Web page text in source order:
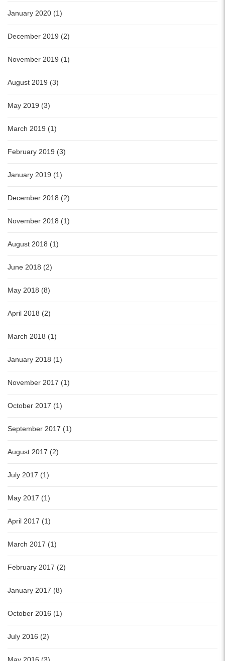
January 2020 (1)
December 2019 (2)
November 2019 (1)
August 2019 (3)
May 2019 (3)
March 2019 (1)
February 2019 (3)
January 2019 (1)
December 2018 (2)
November 2018 (1)
August 2018 (1)
June 2018 (2)
May 2018 (8)
April 2018 (2)
March 2018 (1)
January 2018 (1)
November 2017 (1)
October 2017 (1)
September 2017 (1)
August 2017 (2)
July 2017 (1)
May 2017 (1)
April 2017 (1)
March 2017 (1)
February 2017 (2)
January 2017 (8)
October 2016 (1)
July 2016 (2)